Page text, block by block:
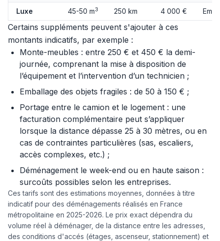
Luxe 45-50 m3 250 km 4 000 €
Certains suppléments peuvent s'ajouter à ces
montants indicatifs, par exemple :
Monte-meubles : entre 250 € et 450 € la demi-
journée, comprenant la mise à disposition de
l’équipement et l’intervention d’un technicien ;
Emballage des objets fragiles : de 50 à 150 € ;
Portage entre le camion et le logement : une
facturation complémentaire peut s’appliquer
lorsque la distance dépasse 25 à 30 mètres, ou en
cas de contraintes particulières (sas, escaliers,
accès complexes, etc.) ;
Déménagement le week-end ou en haute saison :
surcoûts possibles selon les entreprises.
Ces tarifs sont des estimations moyennes, données à titre
indicatif pour des déménagements réalisés en France
métropolitaine en 2025-2026. Le prix exact dépendra du
volume réel à déménager, de la distance entre les adresses,
des conditions d'accés (étages, ascenseur, stationnement) et